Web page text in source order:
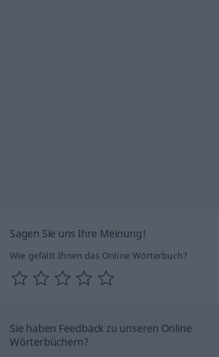
Sagen Sie uns Ihre Meinung!
Wie gefällt Ihnen das Online Wörterbuch?
Sie haben Feedback zu unseren Online
Wörterbüchern?